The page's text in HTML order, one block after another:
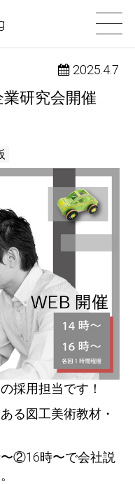
2025.4.7
研究会開催
採用担当です！
る図工美術教材・
②16時〜で会社説